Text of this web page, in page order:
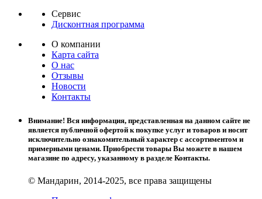
Сервис
Дисконтная программа
О компании
Карта сайта
О нас
Отзывы
Новости
Контакты
Внимание! Вся информация, представленная на данном сайте не
является публичной офертой к покупке услуг и товаров и носит
исключительно ознакомительный характер с ассортиментом и
примерными ценами. Приобрести товары Вы можете в нашем
магазине по адресу, указанному в разделе Контакты.
© Мандарин, 2014-2025, все права защищены